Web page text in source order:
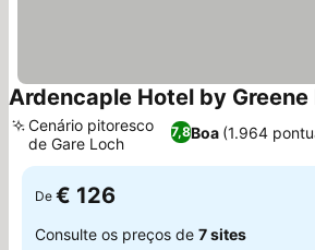
Ardencaple Hotel by Greene
7,8Boa (1.964
Cenário pitoresco
de Gare Loch
De € 126
Consulte os preços de 7 sites